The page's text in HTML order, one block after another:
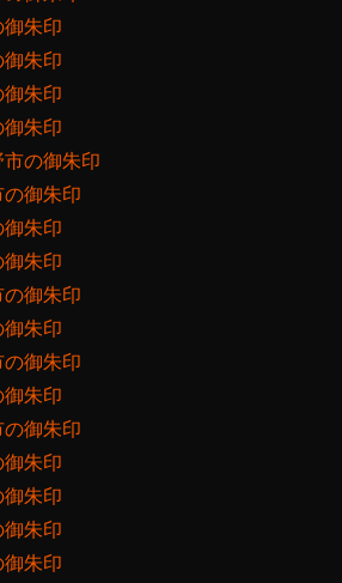
朱印
朱印
朱印
朱印
の御朱印
御朱印
朱印
朱印
御朱印
朱印
御朱印
朱印
御朱印
朱印
朱印
朱印
朱印